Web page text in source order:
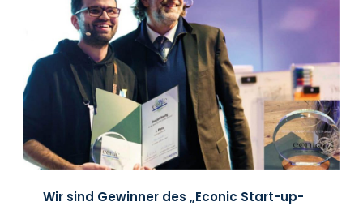
Wir sind Gewinner des „Econic Start-up-